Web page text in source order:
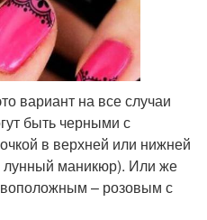
вариант на все случаи
быть черными с
в верхней или нижней
лунный маникюр). Или же
– розовым с